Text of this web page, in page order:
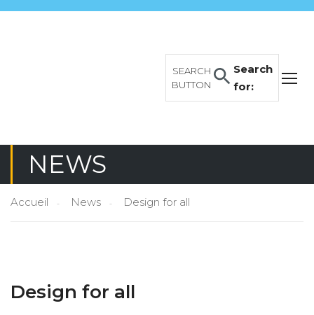
Search
for:
SEARCH
BUTTON
NEWS
Accueil News Design for all
Design for all